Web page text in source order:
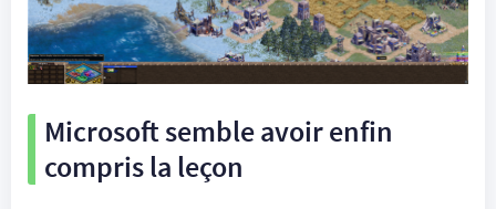
Microsoft semble avoir enfin
compris la leçon